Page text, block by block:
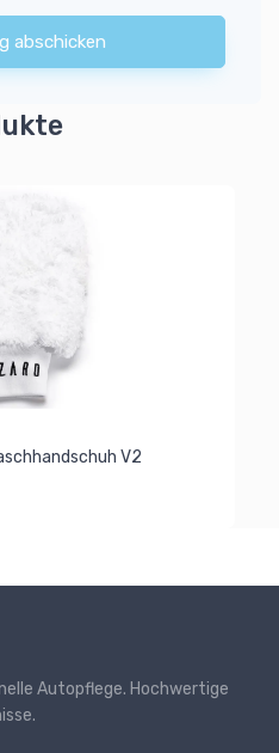
abschicken
V2
Autopflege. Hochwertige